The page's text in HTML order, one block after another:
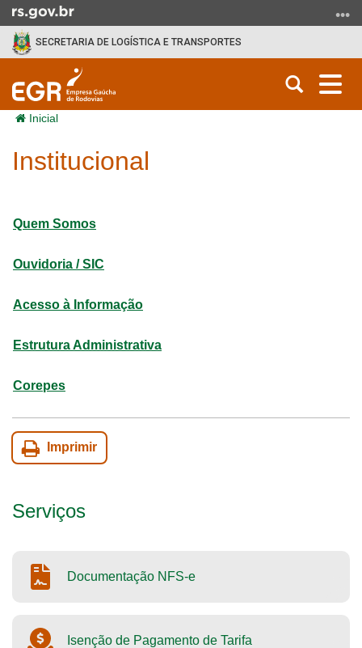
Ir para o conteúdo
SECRETARIA DE LOGÍSTICA E TRANSPORTES
Abrir a
Início do conteúdo
Inicial
Institucional
Quem Somos
Ouvidoria / SIC
Acesso à Informação
Estrutura Administrativa
Corepes
Imprimir
Serviços
Documentação NFS-e
Isenção de Pagamento de Tarifa